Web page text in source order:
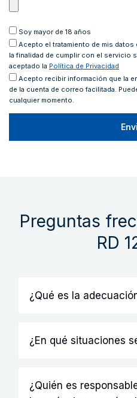
Soy mayor de 18 años
Acepto el tratamiento de mis
la finalidad de cumplir con el servicio
aceptado la Política de Privacidad
Acepto recibir información que la
de la cuenta de correo facilitada.
cualquier momento.
Preguntas
RD
¿Qué es la
mediante el cual se
proceso implica la
¿En qué situaciones
para aquellas
¿Quién es